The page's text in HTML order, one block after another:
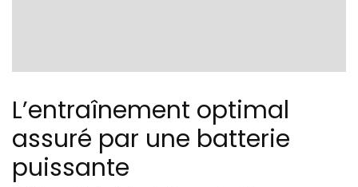
L’entraînement optimal
assuré par une batterie
puissante